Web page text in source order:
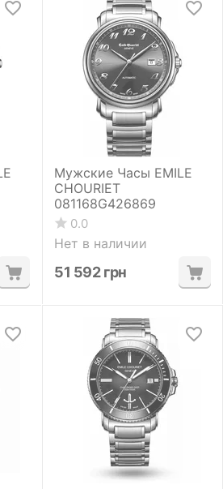
Мужские Часы EMILE
CHOURIET
081168G426869
0.0
Нет в наличии
51 592 грн